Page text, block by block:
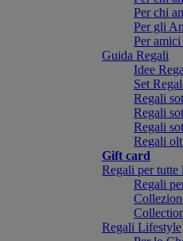
Per chi
Per gli
Per amici
Guida Regali
Idee
Set
Regali
Regali
Regali
Regali
Gift card
Regali per tutte
Regali
Regali Lifestyle